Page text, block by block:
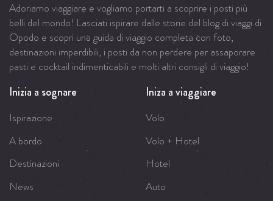
Adoriamo viaggiare e vogliamo portarti a scoprire i posti più
belli del mondo! Lasciati ispirare dalle storie del blog di viaggi di
Opodo e scopri una guida di viaggio completa con foto,
destinazioni imperdibili, i posti da non perdere per assaporare
pasti e cocktail indimenticabili e molti altri consigli di viaggio!
Inizia a sognare
Ispirazione
A bordo
Destinazioni
News
Iniza a viaggiare
Volo
Volo + Hotel
Hotel
Auto